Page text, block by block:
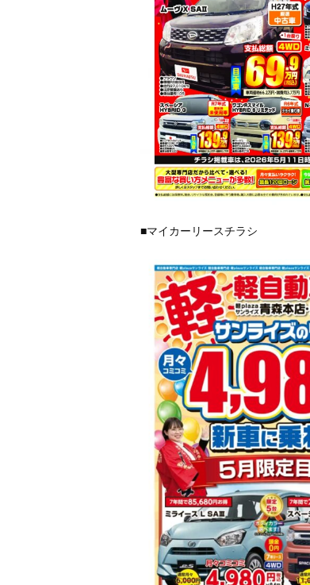
■マイカーリースチラシ